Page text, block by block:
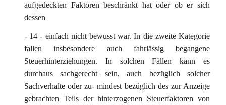
aufgedeckten Faktoren beschränkt hat oder ob er sich
dessen
- 14 - einfach nicht bewusst war. In die zweite Kategorie
fallen insbesondere auch fahrlässig begangene
Steuerhinterziehungen. In solchen Fällen kann es
durchaus sachgerecht sein, auch bezüglich solcher
Sachverhalte oder zu- mindest bezüglich des zur Anzeige
gebrachten Teils der hinterzogenen Steuerfaktoren von